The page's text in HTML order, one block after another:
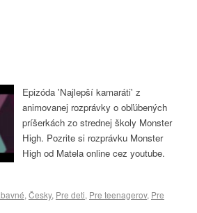
Epizóda 'Najlepší kamaráti' z
animovanej rozprávky o obľúbených
príšerkách zo strednej školy Monster
High. Pozrite si rozprávku Monster
High od Matela online cez youtube.
, Česky, Pre deti, Pre teenagerov, Pre